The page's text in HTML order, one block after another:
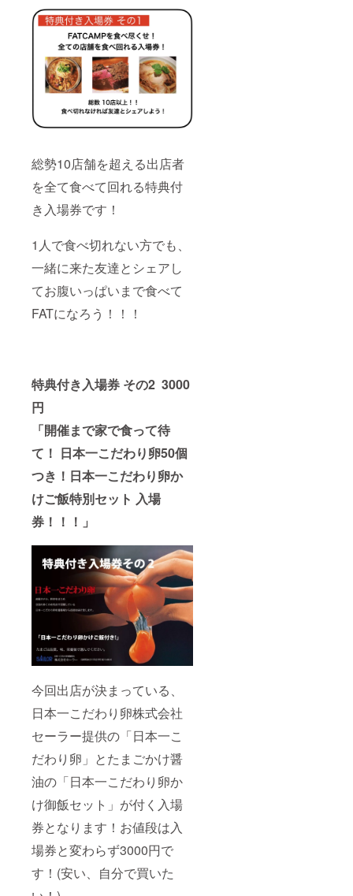
総勢10店舗を超える出店者
を全て食べて回れる特典付
き入場券です！
1人で食べ切れない方でも、
一緒に来た友達とシェアし
てお腹いっぱいまで食べて
FATになろう！！！
特典付き入場券 その2 3000
円
「開催まで家で食って待
て！ 日本一こだわり卵50個
つき！日本一こだわり卵か
けご飯特別セット 入場
券！！！」
今回出店が決まっている、
日本一こだわり卵株式会社
セーラー提供の「日本一こ
だわり卵」とたまごかけ醤
油の「日本一こだわり卵か
け御飯セット」が付く入場
券となります！お値段は入
場券と変わらず3000円で
す！(安い、自分で買いた